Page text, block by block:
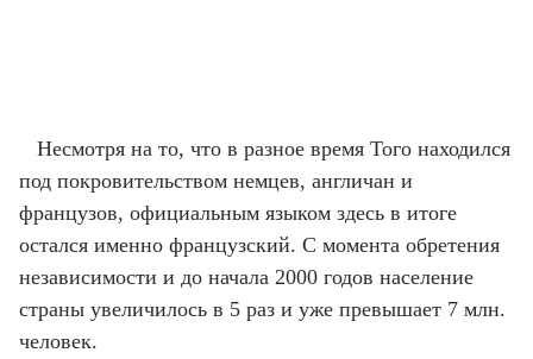
Несмотря на то, что в разное время Того находился
под покровительством немцев, англичан и
французов, официальным языком здесь в итоге
остался именно французский. С момента обретения
независимости и до начала 2000 годов население
страны увеличилось в 5 раз и уже превышает 7 млн.
человек.